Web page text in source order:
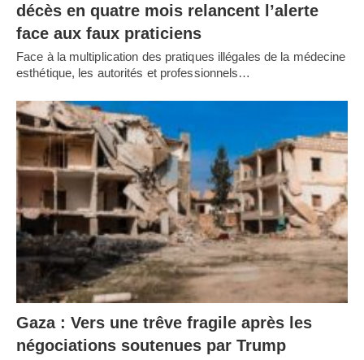
décès en quatre mois relancent l’alerte
face aux faux praticiens
Face à la multiplication des pratiques illégales de la médecine
esthétique, les autorités et professionnels…
Gaza : Vers une trêve fragile après les
négociations soutenues par Trump